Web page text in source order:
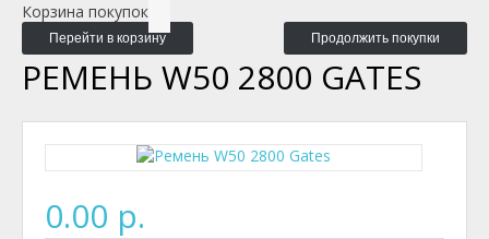
Корзина покупок
Перейти в корзину Продолжить покупки
РЕМЕНЬ W50 2800 GATES
0.00 р.